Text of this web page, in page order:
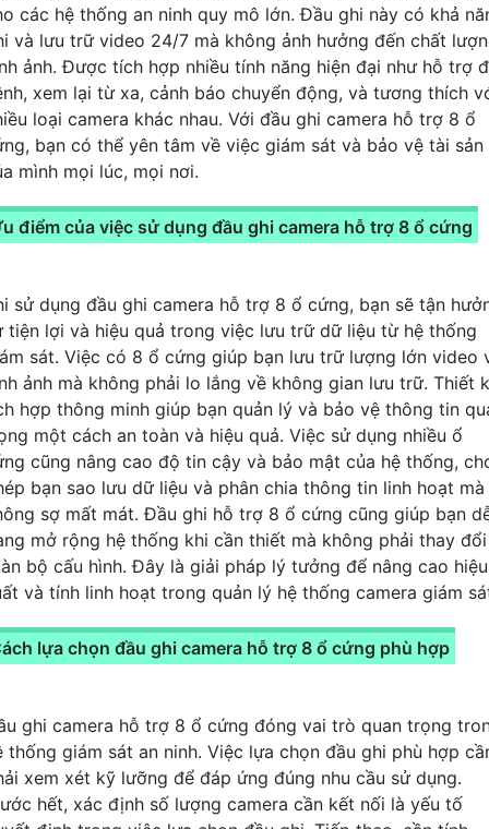
các hệ thống an ninh quy mô lớn. Đầu ghi này có khả
và lưu trữ video 24/7 mà không ảnh hưởng đến chất
ảnh. Được tích hợp nhiều tính năng hiện đại như hỗ trợ
xem lại từ xa, cảnh báo chuyển động, và tương thích
loại camera khác nhau. Với đầu ghi camera hỗ trợ 8 ổ
bạn có thể yên tâm về việc giám sát và bảo vệ tài sản
mình mọi lúc, mọi nơi.
điểm của việc sử dụng đầu ghi camera hỗ trợ 8 ổ cứng
sử dụng đầu ghi camera hỗ trợ 8 ổ cứng, bạn sẽ tận
tiện lợi và hiệu quả trong việc lưu trữ dữ liệu từ hệ thống
sát. Việc có 8 ổ cứng giúp bạn lưu trữ lượng lớn video
ảnh mà không phải lo lắng về không gian lưu trữ. Thiết
hợp thông minh giúp bạn quản lý và bảo vệ thông tin
một cách an toàn và hiệu quả. Việc sử dụng nhiều ổ
cũng nâng cao độ tin cậy và bảo mật của hệ thống,
bạn sao lưu dữ liệu và phân chia thông tin linh hoạt mà
sợ mất mát. Đầu ghi hỗ trợ 8 ổ cứng cũng giúp bạn
mở rộng hệ thống khi cần thiết mà không phải thay đổi
bộ cấu hình. Đây là giải pháp lý tưởng để nâng cao hiệu
và tính linh hoạt trong quản lý hệ thống camera giám
lựa chọn đầu ghi camera hỗ trợ 8 ổ cứng phù hợp
ghi camera hỗ trợ 8 ổ cứng đóng vai trò quan trọng
thống giám sát an ninh. Việc lựa chọn đầu ghi phù hợp
xem xét kỹ lưỡng để đáp ứng đúng nhu cầu sử dụng.
hết, xác định số lượng camera cần kết nối là yếu tố